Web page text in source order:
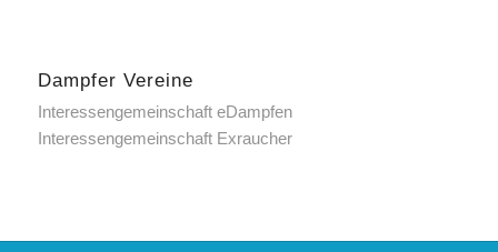
Dampfer Vereine
Interessengemeinschaft eDampfen
Interessengemeinschaft Exraucher